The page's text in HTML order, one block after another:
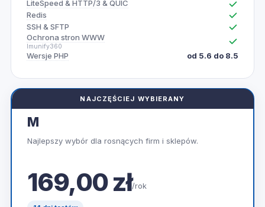
LiteSpeed & HTTP/3 & QUIC
Redis
SSH & SFTP
Ochrona stron WWW
Imunify360
Wersje PHP od 5.6 do 8.5
NAJCZĘŚCIEJ WYBIERANY
M
Najlepszy wybór dla rosnących firm i sklepów.
169,00 zł/rok